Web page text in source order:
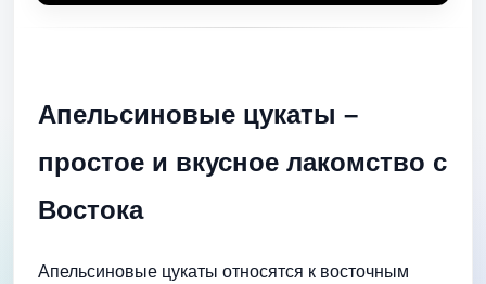
Апельсиновые цукаты –
простое и вкусное лакомство с
Востока
Апельсиновые цукаты относятся к восточным